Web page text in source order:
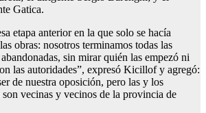
Gatica.
etapa anterior en la que solo se hacía
obras: nosotros terminamos todas las
sin mirar quién las empezó ni
las autoridades”, expresó Kicillof y agregó:
de nuestra oposición, pero las y los
vecinas y vecinos de la provincia de